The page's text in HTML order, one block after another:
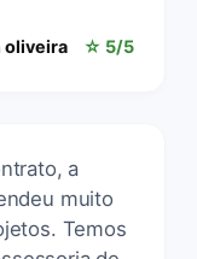
oliveira ☆ 5/5
a
muito
Temos